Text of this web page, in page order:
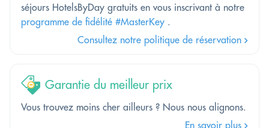
séjours HotelsByDay gratuits en vous inscrivant à notre
programme de fidélité #MasterKey .
Consultez notre politique de réservation
Garantie du meilleur prix
Vous trouvez moins cher ailleurs ? Nous nous alignons.
En savoir plus